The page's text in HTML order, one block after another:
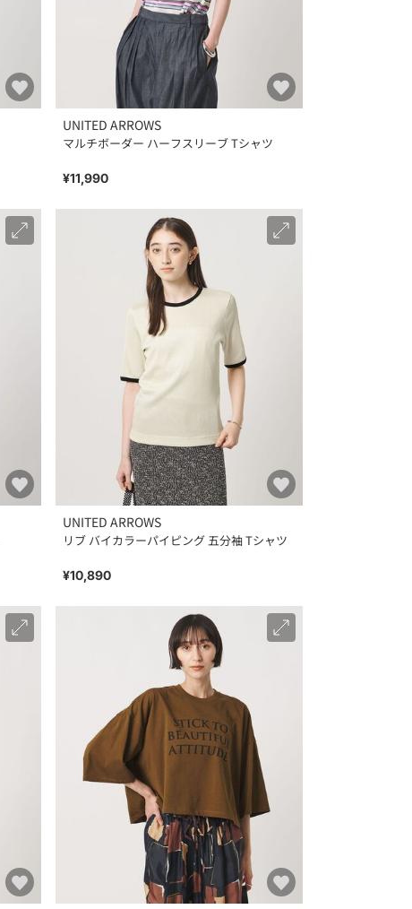
UNITED ARROWS
マルチボーダー ハーフスリーブ Tシャツ
¥11,990
UNITED ARROWS
リブ バイカラーパイピング 五分袖 Tシャツ
¥10,890